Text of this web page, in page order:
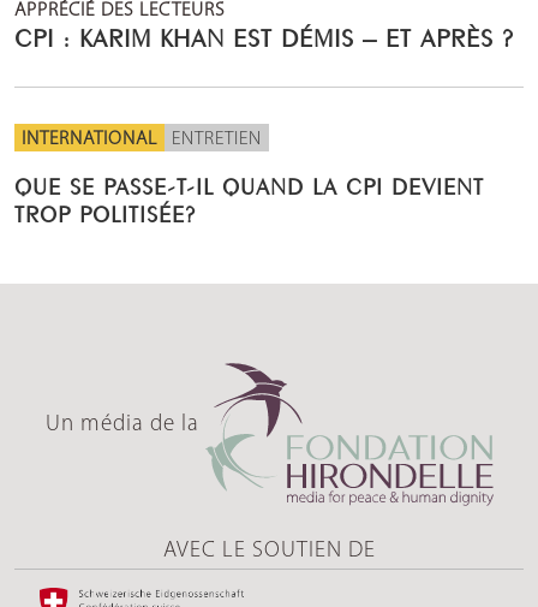
APPRÉCIÉ DES LECTEURS
CPI : KARIM KHAN EST DÉMIS – ET APRÈS ?
INTERNATIONAL ENTRETIEN
QUE SE PASSE-T-IL QUAND LA CPI DEVIENT
TROP POLITISÉE?
Un média de la
AVEC LE SOUTIEN DE